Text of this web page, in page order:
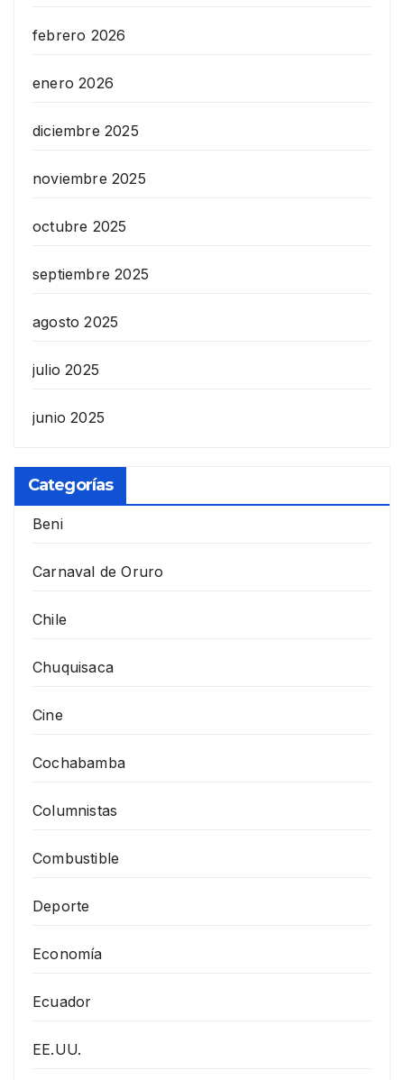
febrero 2026
enero 2026
diciembre 2025
noviembre 2025
octubre 2025
septiembre 2025
agosto 2025
julio 2025
junio 2025
Categorías
Beni
Carnaval de Oruro
Chile
Chuquisaca
Cine
Cochabamba
Columnistas
Combustible
Deporte
Economía
Ecuador
EE.UU.